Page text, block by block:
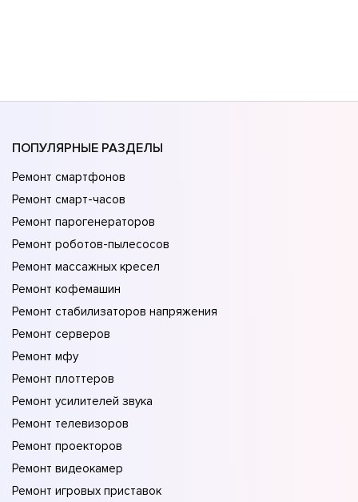
ПОПУЛЯРНЫЕ РАЗДЕЛЫ
Ремонт смартфонов
Ремонт смарт-часов
Ремонт парогенераторов
Ремонт роботов-пылесосов
Ремонт массажных кресел
Ремонт кофемашин
Ремонт стабилизаторов напряжения
Ремонт серверов
Ремонт мфу
Ремонт плоттеров
Ремонт усилителей звука
Ремонт телевизоров
Ремонт проекторов
Ремонт видеокамер
Ремонт игровых приставок